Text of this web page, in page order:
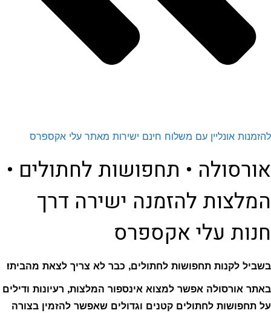
להזמנות אונליין עם משלוח חינם ישירות מאתר עלי אקספרס
אורסולה • תחפושות לחתולים •
המלצות להזמנה ישירה דרך
חנות עלי אקספרס
בשביל לקנות תחפושות לחתולים, כבר לא צריך לצאת מהבית!
באתר אורסולה אפשר למצוא אינספור המלצות, רעיונות ודילים
על תחפושות לחתולים קטנים וגדולים שאפשר להזמין בצורה